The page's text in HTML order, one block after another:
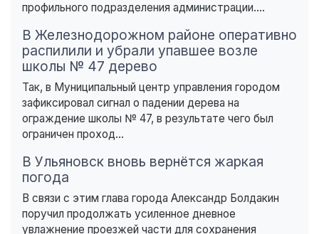
профильного подразделения администрации....
В Железнодорожном районе оперативно
распилили и убрали упавшее возле
школы № 47 дерево
Так, в Муниципальный центр управления городом
зафиксировал сигнал о падении дерева на
ограждение школы № 47, в результате чего был
ограничен проход...
В Ульяновск вновь вернётся жаркая
погода
В связи с этим глава города Александр Болдакин
поручил продолжать усиленное дневное
увлажнение проезжей части для сохранения